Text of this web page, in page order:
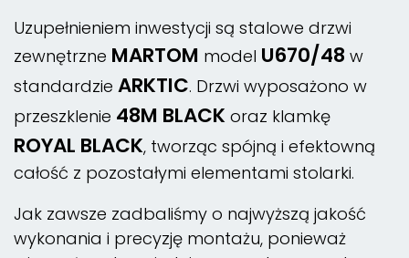
Uzupełnieniem inwestycji są stalowe drzwi
zewnętrzne MARTOM model U670/48 w
standardzie ARKTIC. Drzwi wyposażono w
przeszklenie 48M BLACK oraz klamkę
ROYAL BLACK, tworząc spójną i efektowną
całość z pozostałymi elementami stolarki.
Jak zawsze zadbaliśmy o najwyższą jakość
wykonania i precyzję montażu, ponieważ